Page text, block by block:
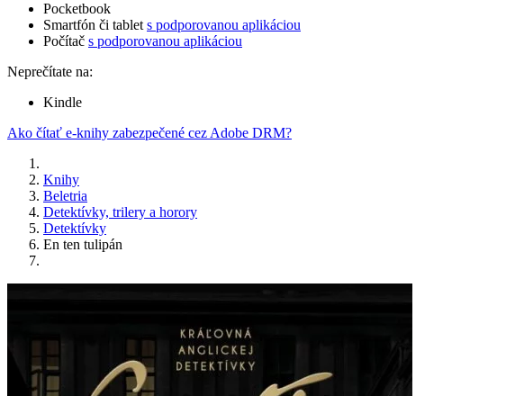
Pocketbook
Smartfón či tablet s podporovanou aplikáciou
Počítač s podporovanou aplikáciou
Neprečítate na:
Kindle
Ako čítať e-knihy zabezpečené cez Adobe DRM?
Knihy
Beletria
Detektívky, trilery a horory
Detektívky
En ten tulipán